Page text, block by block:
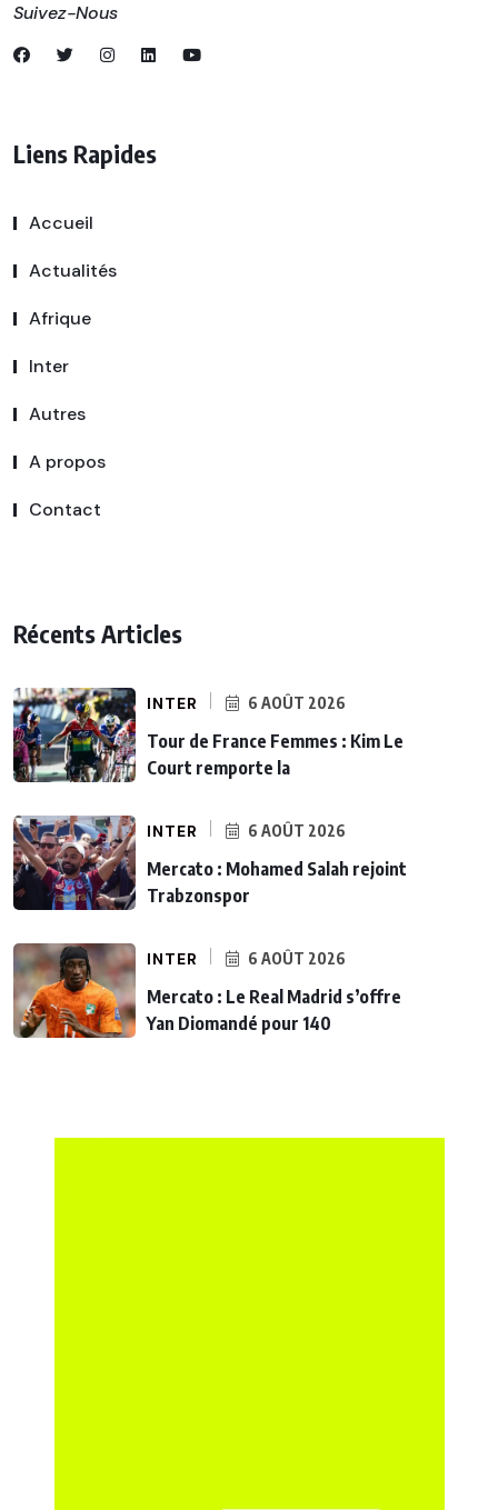
Suivez-Nous
Liens Rapides
Accueil
Actualités
Afrique
Inter
Autres
A propos
Contact
Récents Articles
INTER 6 AOÛT 2026
Tour de France Femmes : Kim Le
Court remporte la
INTER 6 AOÛT 2026
Mercato : Mohamed Salah rejoint
Trabzonspor
INTER 6 AOÛT 2026
Mercato : Le Real Madrid s’offre
Yan Diomandé pour 140